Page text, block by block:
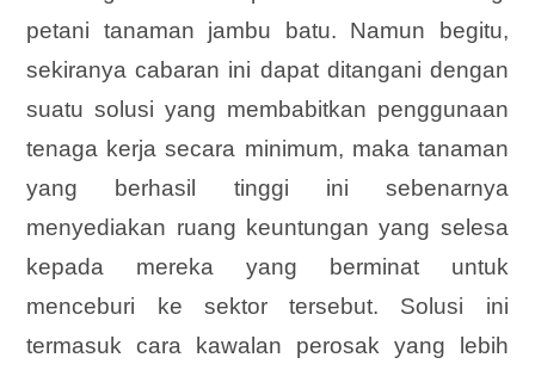
petani tanaman jambu batu. Namun begitu,
sekiranya cabaran ini dapat ditangani dengan
suatu solusi yang membabitkan penggunaan
tenaga kerja secara minimum, maka tanaman
yang berhasil tinggi ini sebenarnya
menyediakan ruang keuntungan yang selesa
kepada mereka yang berminat untuk
menceburi ke sektor tersebut. Solusi ini
termasuk cara kawalan perosak yang lebih